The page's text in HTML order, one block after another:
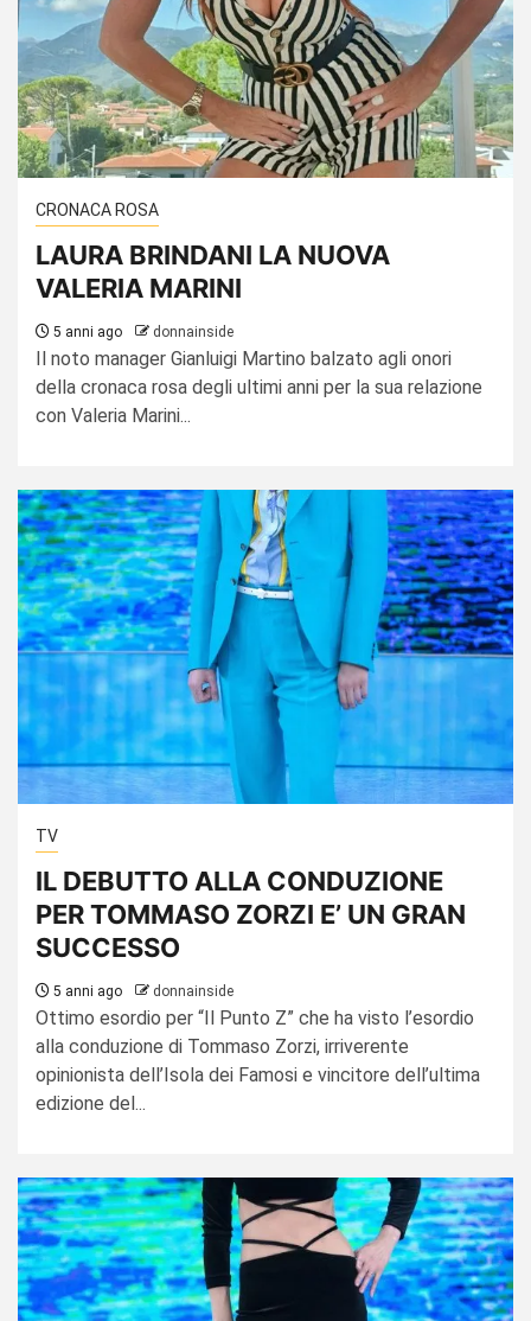
CRONACA ROSA
LAURA BRINDANI LA NUOVA
VALERIA MARINI
5 anni ago donnainside
Il noto manager Gianluigi Martino balzato agli onori
della cronaca rosa degli ultimi anni per la sua relazione
con Valeria Marini...
TV
IL DEBUTTO ALLA CONDUZIONE
PER TOMMASO ZORZI E’ UN GRAN
SUCCESSO
5 anni ago donnainside
Ottimo esordio per “Il Punto Z” che ha visto l’esordio
alla conduzione di Tommaso Zorzi, irriverente
opinionista dell’Isola dei Famosi e vincitore dell’ultima
edizione del...